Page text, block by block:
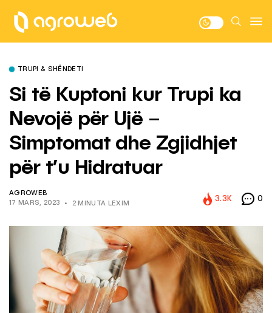
TRUPI & SHËNDETI
Si të Kuptoni kur Trupi ka
Nevojë për Ujë –
Simptomat dhe Zgjidhjet
për t’u Hidratuar
AGROWEB
17 MARS, 2023
2 MINUTA LEXIM
3.3K 0